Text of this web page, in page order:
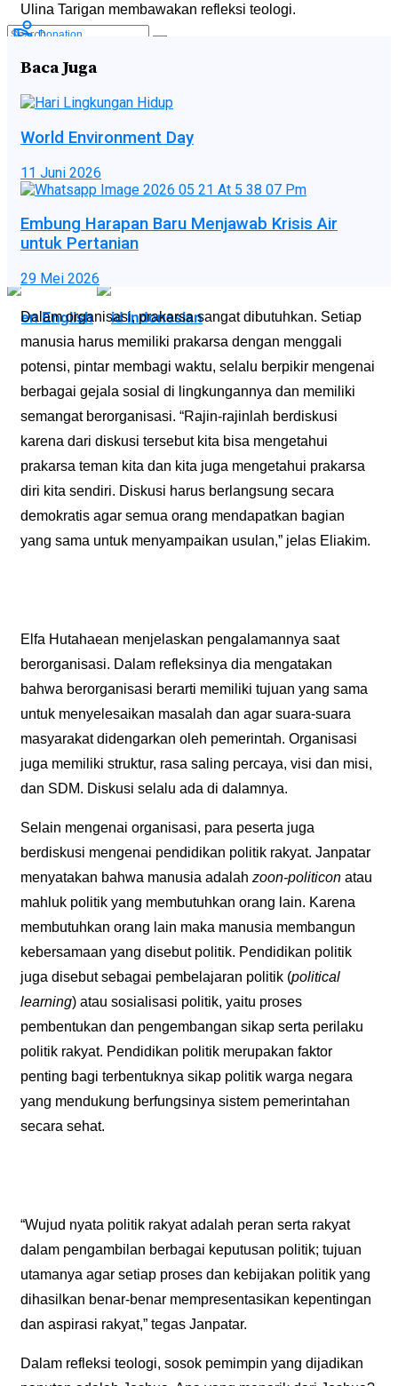
No Result
View All Result
English Indonesian
Donation
No Result
View All Result
English Indonesian
Ulina Tarigan membawakan refleksi teologi.
Baca Juga
World Environment Day
11 Juni 2026
Embung Harapan Baru Menjawab Krisis Air
untuk Pertanian
29 Mei 2026
Dalam organisasi, prakarsa sangat dibutuhkan. Setiap
manusia harus memiliki prakarsa dengan menggali
potensi, pintar membagi waktu, selalu berpikir mengenai
berbagai gejala sosial di lingkungannya dan memiliki
semangat berorganisasi. “Rajin-rajinlah berdiskusi
karena dari diskusi tersebut kita bisa mengetahui
prakarsa teman kita dan kita juga mengetahui prakarsa
diri kita sendiri. Diskusi harus berlangsung secara
demokratis agar semua orang mendapatkan bagian
yang sama untuk menyampaikan usulan,” jelas Eliakim.
Elfa Hutahaean menjelaskan pengalamannya saat
berorganisasi. Dalam refleksinya dia mengatakan
bahwa berorganisasi berarti memiliki tujuan yang sama
untuk menyelesaikan masalah dan agar suara-suara
masyarakat didengarkan oleh pemerintah. Organisasi
juga memiliki struktur, rasa saling percaya, visi dan misi,
dan SDM. Diskusi selalu ada di dalamnya.
Selain mengenai organisasi, para peserta juga
berdiskusi mengenai pendidikan politik rakyat. Janpatar
menyatakan bahwa manusia adalah zoon-politicon atau
mahluk politik yang membutuhkan orang lain. Karena
membutuhkan orang lain maka manusia membangun
kebersamaan yang disebut politik. Pendidikan politik
juga disebut sebagai pembelajaran politik (political
learning) atau sosialisasi politik, yaitu proses
pembentukan dan pengembangan sikap serta perilaku
politik rakyat. Pendidikan politik merupakan faktor
penting bagi terbentuknya sikap politik warga negara
yang mendukung berfungsinya sistem pemerintahan
secara sehat.
“Wujud nyata politik rakyat adalah peran serta rakyat
dalam pengambilan berbagai keputusan politik; tujuan
utamanya agar setiap proses dan kebijakan politik yang
dihasilkan benar-benar mempresentasikan kepentingan
dan aspirasi rakyat,” tegas Janpatar.
Dalam refleksi teologi, sosok pemimpin yang dijadikan